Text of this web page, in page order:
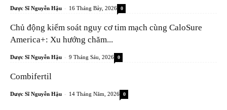
Dược Sĩ Nguyễn Hậu - 16 Tháng Bảy, 2026 0
Chủ động kiểm soát nguy cơ tim mạch cùng CaloSure
America+: Xu hướng chăm...
Dược Sĩ Nguyễn Hậu - 9 Tháng Sáu, 2026 0
Combifertil
Dược Sĩ Nguyễn Hậu - 14 Tháng Năm, 2026 0